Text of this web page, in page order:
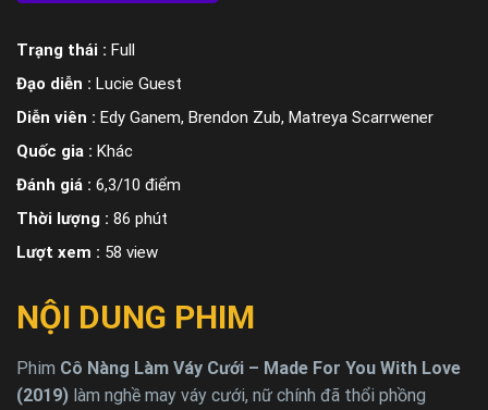
Trạng thái : Full
Đạo diễn : Lucie Guest
Diễn viên : Edy Ganem, Brendon Zub, Matreya Scarrwener
Quốc gia : Khác
Đánh giá : 6,3/10 điểm
Thời lượng : 86 phút
Lượt xem : 58 view
NỘI DUNG PHIM
Phim Cô Nàng Làm Váy Cưới – Made For You With Love
(2019) làm nghề may váy cưới, nữ chính đã thổi phồng